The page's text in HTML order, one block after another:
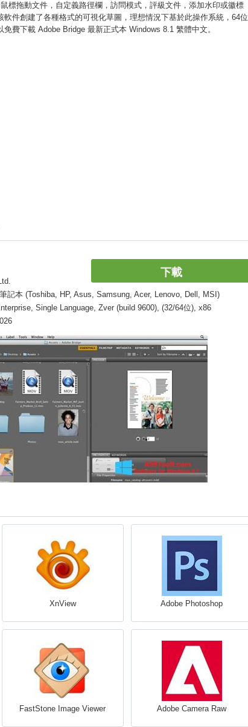
標拖動文件，自定義路徑欄，訪問模式，評級文件，添加水印或徽標
軟件創建了各種格式的可視化草圖，理想情況下基於此操作系統，64位
免費下載 Adobe Bridge 最新正式本 Windows 8.1 繁體中文。
下載
記本 (Toshiba, HP, Asus, Samsung, Acer, Lenovo, Dell, MSI)
Single Language, Zver (build 9600), (32/64位), x86
XnView Adobe Photoshop
FastStone Image Viewer Adobe Camera Raw